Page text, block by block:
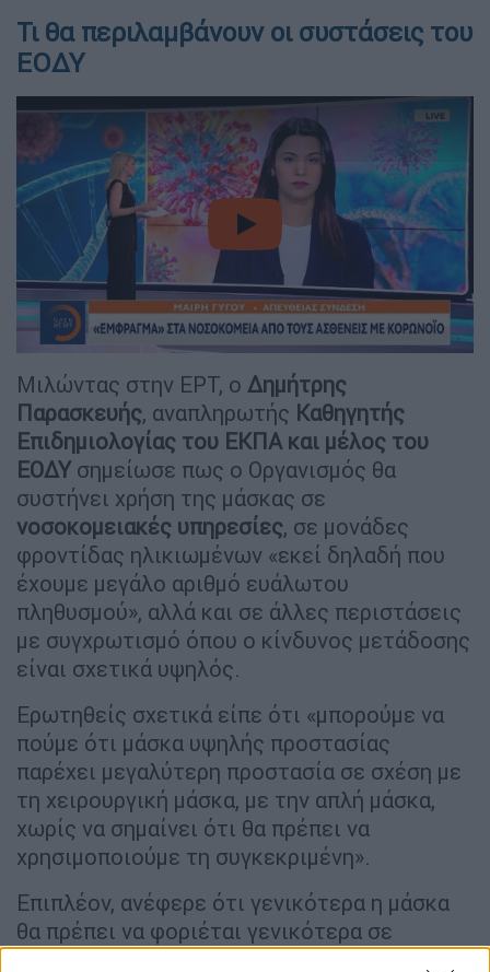
Τι θα περιλαμβάνουν οι συστάσεις του
ΕΟΔΥ
video
Μιλώντας στην ΕΡΤ, ο Δημήτρης
Παρασκευής, αναπληρωτής Καθηγητής
Επιδημιολογίας του ΕΚΠΑ και μέλος του
ΕΟΔΥσημείωσε πως ο Οργανισμός θα
συστήνει χρήση της μάσκας σε
νοσοκομειακές υπηρεσίες, σε μονάδες
φροντίδας ηλικιωμένων «εκεί δηλαδή που
έχουμε μεγάλο αριθμό ευάλωτου
πληθυσμού», αλλά και σε άλλες περιστάσεις
με συγχρωτισμό όπου ο κίνδυνος μετάδοσης
είναι σχετικά υψηλός.
Ερωτηθείς σχετικά είπε ότι «μπορούμε να
πούμε ότι μάσκα υψηλής προστασίας
παρέχει μεγαλύτερη προστασία σε σχέση με
τη χειρουργική μάσκα, με την απλή μάσκα,
χωρίς να σημαίνει ότι θα πρέπει να
χρησιμοποιούμε τη συγκεκριμένη».
Επιπλέον, ανέφερε ότι γενικότερα η μάσκα
θα πρέπει να φοριέται γενικότερα σε